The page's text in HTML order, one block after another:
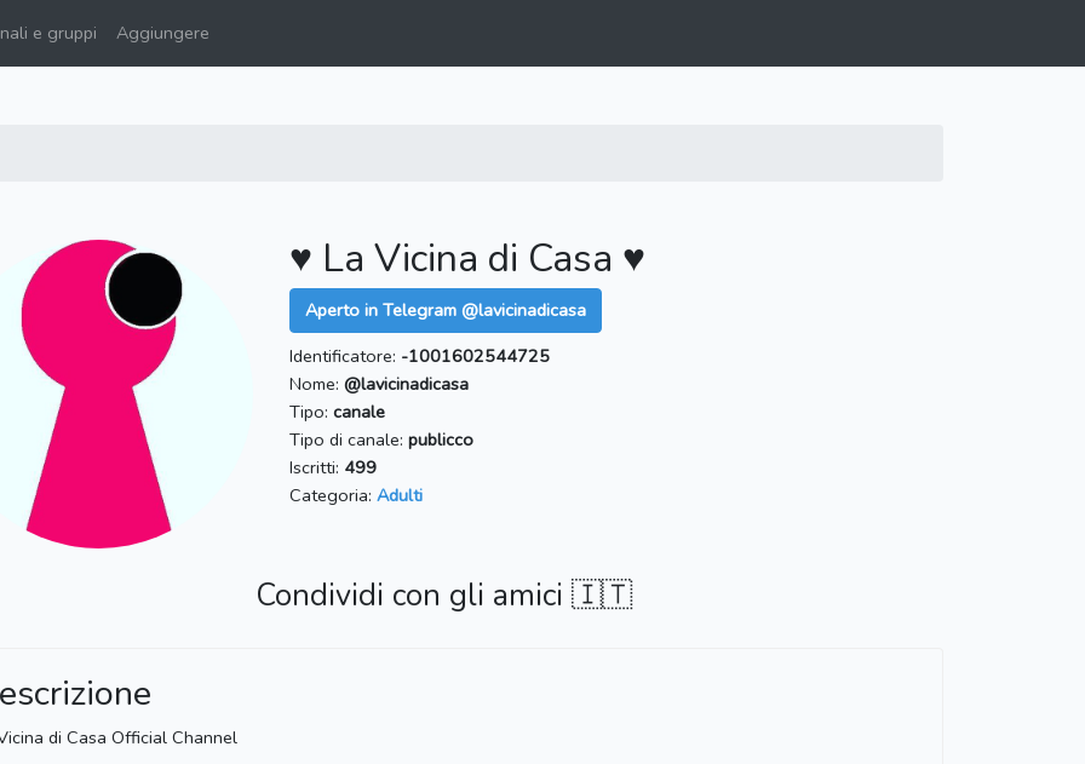
e gruppi Aggiungere
♥️ La Vicina di Casa ♥️
Aperto in Telegram @lavicinadicasa
Identificatore: -1001602544725
Nome: @lavicinadicasa
Tipo: canale
Tipo di canale: publicco
Iscritti: 499
Categoria: Adulti
Condividi con gli amici 🇮🇹
di Casa Official Channel